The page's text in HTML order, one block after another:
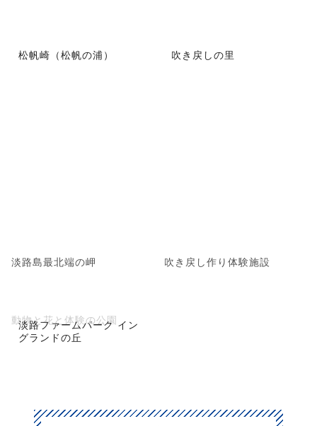
松帆崎（松帆の浦）
淡路島最北端の岬
吹き戻しの里
吹き戻し作り体験施設
淡路ファームパーク イン
グランドの丘
動物と花と体験の公園